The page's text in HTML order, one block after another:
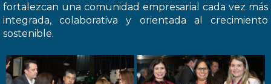
fortalezcan una comunidad empresarial cada vez más
integrada, colaborativa y orientada al crecimiento
sostenible.